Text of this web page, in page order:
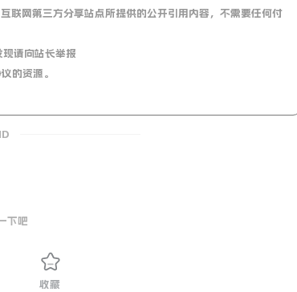
联网第三方分享站点所提供的公开引用内容，不需要任何付
请向站长举报
的资源。
下吧
收藏